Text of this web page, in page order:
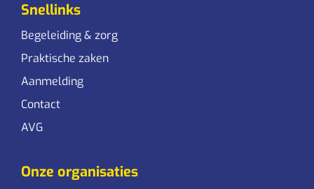
Snellinks
Begeleiding & zorg
Praktische zaken
Aanmelding
Contact
AVG
Onze organisaties